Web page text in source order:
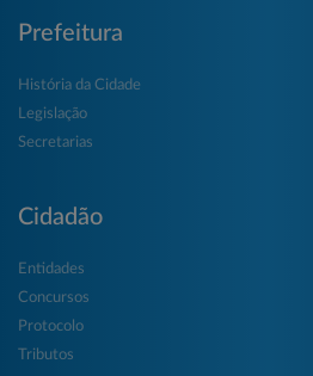
Prefeitura
História da Cidade
Legislação
Secretarias
Cidadão
Entidades
Concursos
Protocolo
Tributos